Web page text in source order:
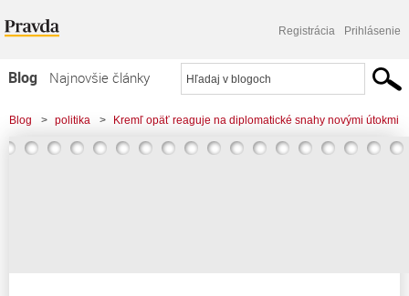
Registrácia Prihlásenie
Blog
Najnovšie články
Najčítanejšie články
Najkomentovanejšie články
Blog > politika > Kremľ opäť reaguje na diplomatické snahy novými útokmi